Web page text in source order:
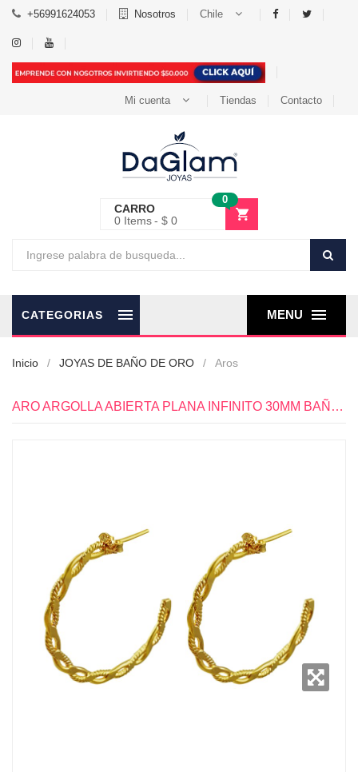
+56991624053 Nosotros Chile
Mi cuenta Tiendas Contacto
CARRO
0
0 Items $ 0
MENU
CATEGORIAS
Inicio JOYAS DE BAÑO DE ORO Aros
ARO ARGOLLA ABIERTA PLANA INFINITO 30MM BAÑO DE ORO ROSADO 18K - RR0740